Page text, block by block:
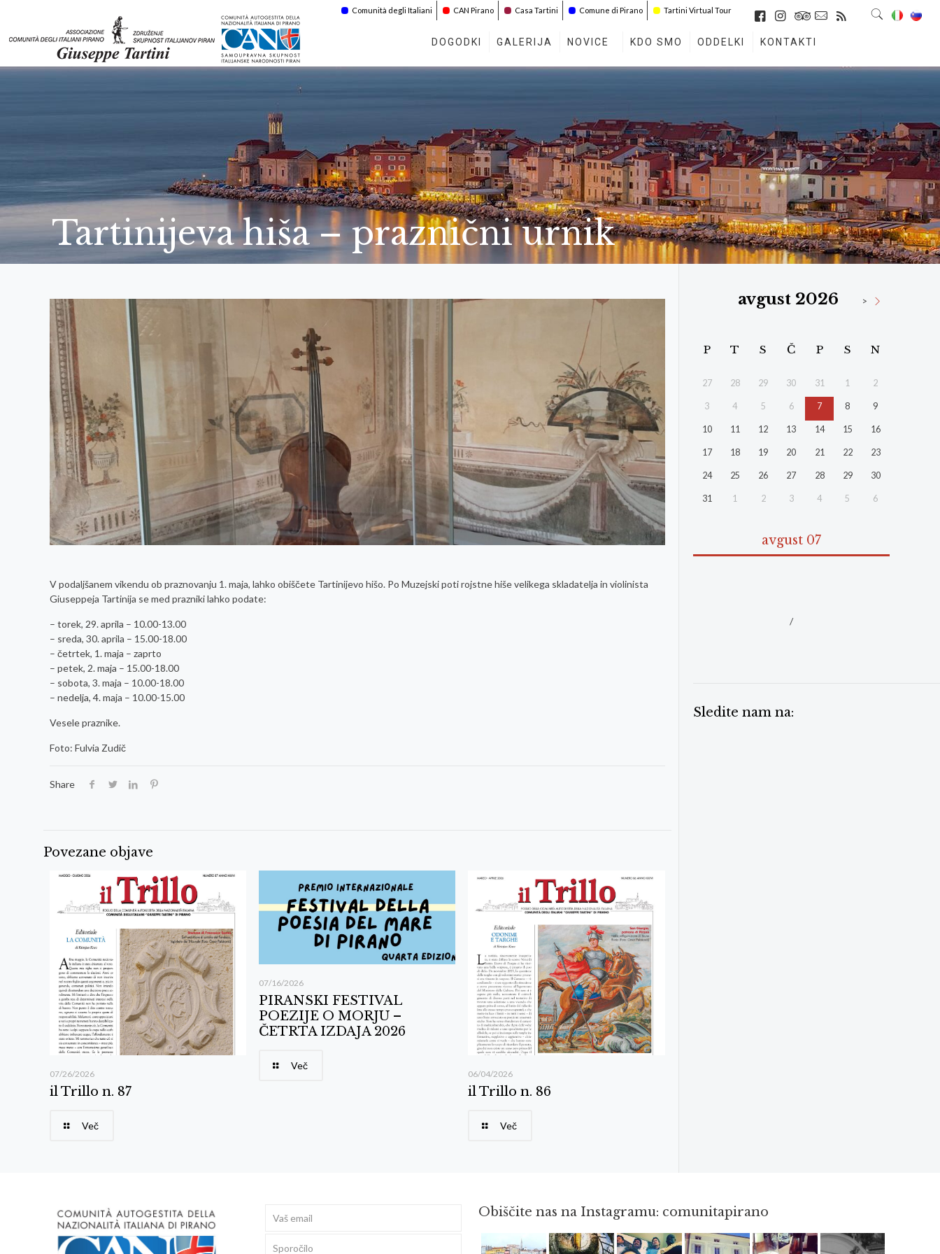
Comunità degli Italiani CAN Pirano Casa Tartini Comune di Pirano Tartini Virtual Tour
DOGODKI GALERIJA NOVICE KDO SMO ODDELKI KONTAKTI
Tartinijeva hiša – praznični urnik
V podaljšanem vikendu ob praznovanju 1. maja, lahko obiščete Tartinijevo hišo. Po Muzejski poti rojstne hiše velikega skladatelja in violinista
Giuseppeja Tartinija se med prazniki lahko podate:
– torek, 29. aprila – 10.00-13.00
– sreda, 30. aprila – 15.00-18.00
– četrtek, 1. maja – zaprto
– petek, 2. maja – 15.00-18.00
– sobota, 3. maja – 10.00-18.00
– nedelja, 4. maja – 10.00-15.00
Vesele praznike.
Foto: Fulvia Zudič
Share
Povezane objave
07/26/2026
il Trillo n. 87
Več
07/16/2026
PIRANSKI FESTIVAL
POEZIJE O MORJU –
ČETRTA IZDAJA 2026
Več
06/04/2026
il Trillo n. 86
Več
avgust 2026 >
P T S Č P S N
27 28 29 30 31 1 2
3 4 5 6 7 8 9
10 11 12 13 14 15 16
17 18 19 20 21 22 23
24 25 26 27 28 29 30
31 1 2 3 4 5 6
avgust 07
/
Sledite nam na:
Obiščite nas na Instagramu: comunitapirano